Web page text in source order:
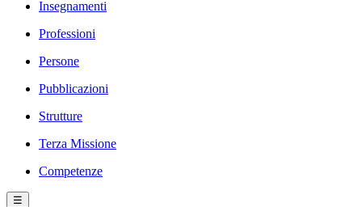
Insegnamenti
Professioni
Persone
Pubblicazioni
Strutture
Terza Missione
Competenze
☰